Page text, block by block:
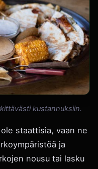
kustannuksiin.
staattisia, vaan ne
ja
nousu tai lasku